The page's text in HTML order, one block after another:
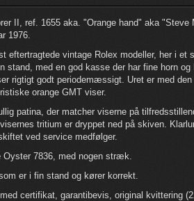
II, ref. 1655 aka. "Orange hand" aka
1976.
eftertragtede vintage Rolex modeller, her i et
stand, med en god kasse der har fine horn
rigtigt godt periodemæssigt. Uret er med
orange GMT viser.
patina, der matcher viserne på
tritium er dryppet ned på skiven.
ved service medfølger.
Oyster 7836, med nogen stræk.
er i fin stand og kører korrekt.
certifikat, garantibevis, original kvittering